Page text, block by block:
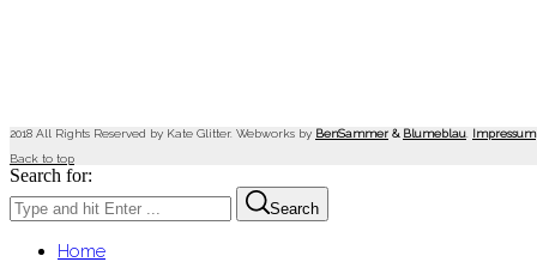
2018 All Rights Reserved by Kate Glitter. Webworks by BenSammer & Blumeblau Impressum
Back to top
Search for:
Search
Home